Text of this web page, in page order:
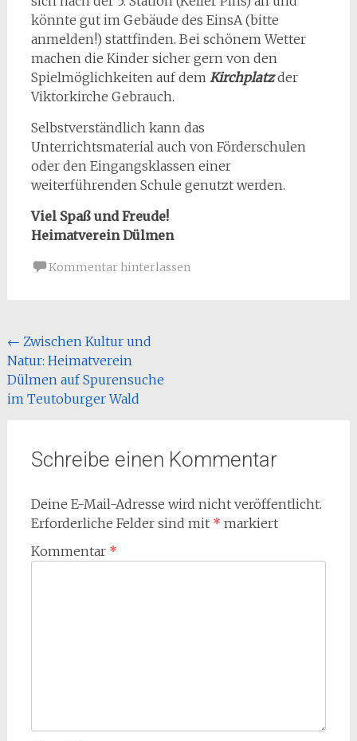
könnte gut im Gebäude des EinsA (bitte
anmelden!) stattfinden. Bei schönem Wetter
machen die Kinder sicher gern von den
Spielmöglichkeiten auf dem Kirchplatzder
Viktorkirche Gebrauch.
Selbstverständlich kann das
Unterrichtsmaterial auch von Förderschulen
oder den Eingangsklassen einer
weiterführenden Schule genutzt werden.
Viel Spaß und Freude!
Heimatverein Dülmen
Kommentar hinterlassen
Beitragsnavigation
← Zwischen Kultur und
Natur: Heimatverein
Dülmen auf Spurensuche
im Teutoburger Wald
Schreibe einen Kommentar
Deine E-Mail-Adresse wird nicht veröffentlicht.
Erforderliche Felder sind mit * markiert
Kommentar *